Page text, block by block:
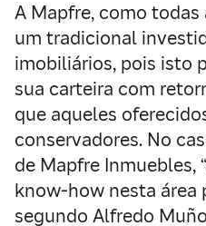
A Mapfre, como todas
um tradicional
imobiliários, pois isto
sua carteira com
que aqueles
conservadores. No
de Mapfre Inmuebles,
know-how nesta área
segundo Alfredo